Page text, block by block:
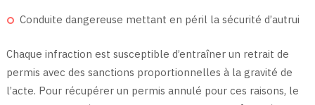
Conduite dangereuse mettant en péril la sécurité d’autrui
Chaque infraction est susceptible d’entraîner un retrait de
permis avec des sanctions proportionnelles à la gravité de
l’acte. Pour récupérer un permis annulé pour ces raisons, le